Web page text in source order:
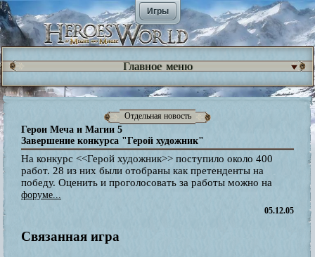
Игры
Главное меню
Отдельная новость
Герои Меча и Магии 5
Завершение конкурса "Герой художник"
На конкурс <<Герой художник>> поступило около 400
работ. 28 из них были отобраны как претенденты на
победу. Оценить и проголосовать за работы можно на
форуме...
05.12.05
Связанная игра